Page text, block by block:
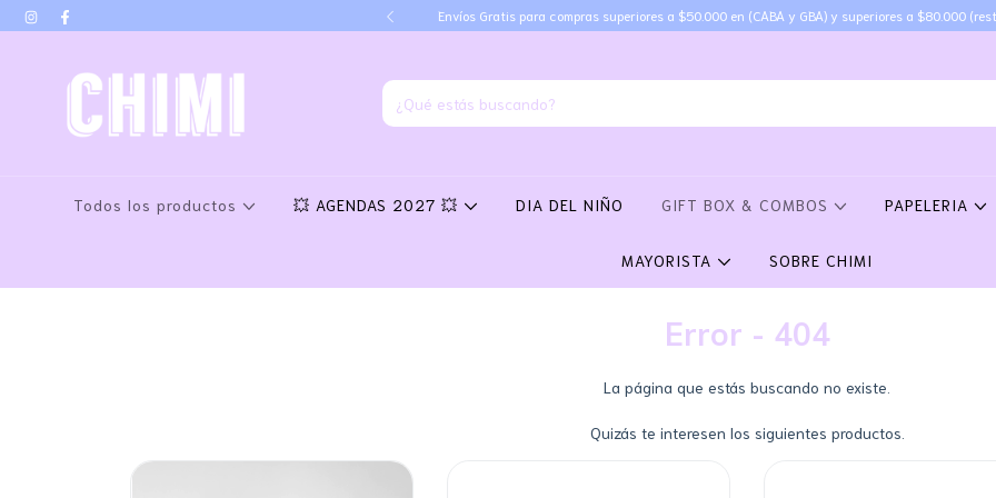
por transferencia Envíos Gratis para compras superiores a $50.000 en (CABA y GBA) y superiores a $80.000
Todos los productos 💥 AGENDAS 2027 💥 DIA DEL NIÑO GIFT BOX & COMBOS PAPELERIA
MAYORISTA SOBRE CHIMI
Error - 404
La página que estás buscando no existe.
Quizás te interesen los siguientes productos.